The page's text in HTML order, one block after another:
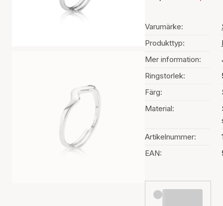
Varumärke:
Produkttyp:
Mer information:
Ringstorlek:
Färg:
Material:
Artikelnummer:
EAN: